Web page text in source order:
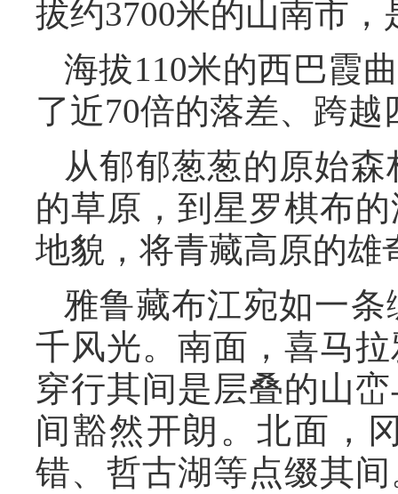
拔约3700米的山南市
海拔110米的西巴霞
了近70倍的落差、跨
从郁郁葱葱的原始
的草原，到星罗棋布
地貌，将青藏高原的雄
雅鲁藏布江宛如一
千风光。南面，喜马
穿行其间是层叠的山
间豁然开朗。北面，
错、哲古湖等点缀其